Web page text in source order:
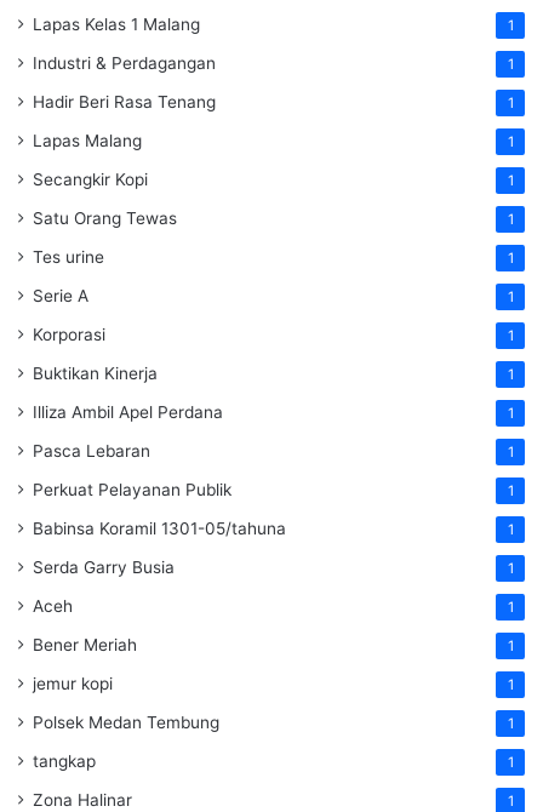
Lapas Kelas 1 Malang 1
Industri & Perdagangan 1
Hadir Beri Rasa Tenang 1
Lapas Malang 1
Secangkir Kopi 1
Satu Orang Tewas 1
Tes urine 1
Serie A 1
Korporasi 1
Buktikan Kinerja 1
Illiza Ambil Apel Perdana 1
Pasca Lebaran 1
Perkuat Pelayanan Publik 1
Babinsa Koramil 1301-05/tahuna 1
Serda Garry Busia 1
Aceh 1
Bener Meriah 1
jemur kopi 1
Polsek Medan Tembung 1
tangkap 1
Zona Halinar 1